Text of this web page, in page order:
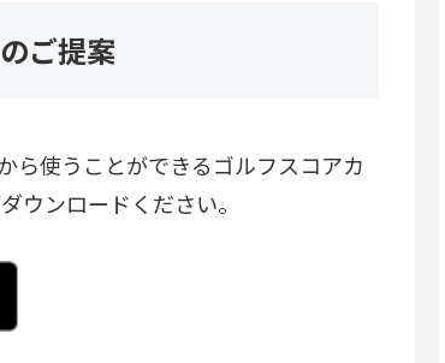
ご提案
使うことができるゴルフスコアカ
ウンロードください。